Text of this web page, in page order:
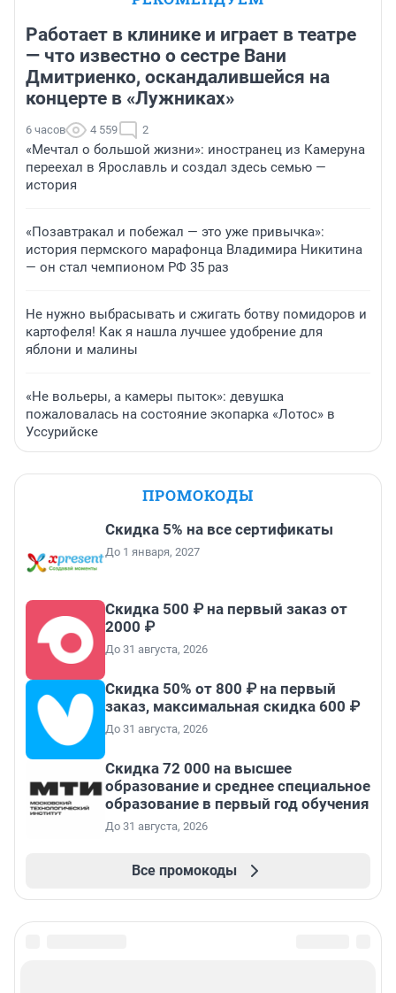
Работает в клинике и играет в театре
— что известно о сестре Вани
Дмитриенко, оскандалившейся на
концерте в «Лужниках»
6 часов 4 559 2
«Мечтал о большой жизни»: иностранец из Камеруна
переехал в Ярославль и создал здесь семью —
история
«Позавтракал и побежал — это уже привычка»:
история пермского марафонца Владимира Никитина
— он стал чемпионом РФ 35 раз
Не нужно выбрасывать и сжигать ботву помидоров и
картофеля! Как я нашла лучшее удобрение для
яблони и малины
«Не вольеры, а камеры пыток»: девушка
пожаловалась на состояние экопарка «Лотос» в
Уссурийске
ПРОМОКОДЫ
Скидка 5% на все сертификаты
До 1 января, 2027
Скидка 500 ₽ на первый заказ от
2000 ₽
До 31 августа, 2026
Скидка 50% от 800 ₽ на первый
заказ, максимальная скидка 600 ₽
До 31 августа, 2026
Скидка 72 000 на высшее
образование и среднее специальное
образование в первый год обучения
До 31 августа, 2026
Все промокоды